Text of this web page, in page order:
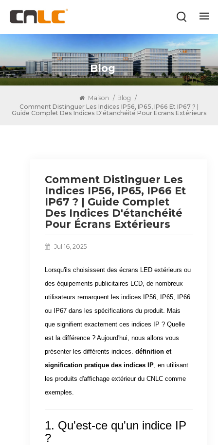
Blog
Maison / Blog /
Comment Distinguer Les Indices IP56, IP65, IP66 Et IP67 ? |
Guide Complet Des Indices D'étanchéité Pour Écrans Extérieurs
Comment Distinguer Les
Indices IP56, IP65, IP66 Et
IP67 ? | Guide Complet
Des Indices D'étanchéité
Pour Écrans Extérieurs
Jul 16, 2025
Lorsqu'ils choisissent des écrans LED extérieurs ou
des équipements publicitaires LCD, de nombreux
utilisateurs remarquent les indices IP56, IP65, IP66
ou IP67 dans les spécifications du produit. Mais
que signifient exactement ces indices IP ? Quelle
est la différence ? Aujourd'hui, nous allons vous
présenter les différents indices.définition et
signification pratique des indices IP , en utilisant
les produits d'affichage extérieur du CNLC comme
exemples.
1. Qu'est-ce qu'un indice IP
?